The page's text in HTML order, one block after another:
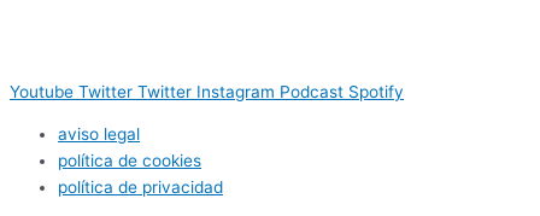
Youtube Twitter Twitter Instagram Podcast Spotify
aviso legal
política de cookies
política de privacidad